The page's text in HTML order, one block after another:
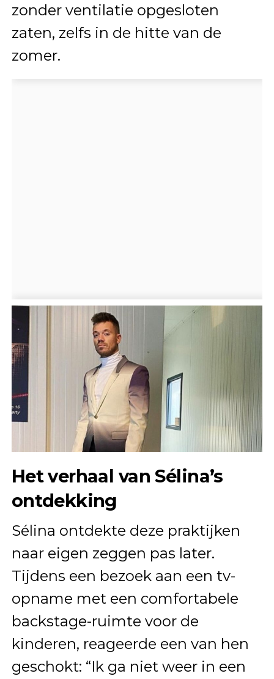
zonder ventilatie opgesloten
zaten, zelfs in de hitte van de
zomer.
Het verhaal van Sélina’s
ontdekking
Sélina ontdekte deze praktijken
naar eigen zeggen pas later.
Tijdens een bezoek aan een tv-
opname met een comfortabele
backstage-ruimte voor de
kinderen, reageerde een van hen
geschokt: “Ik ga niet weer in een